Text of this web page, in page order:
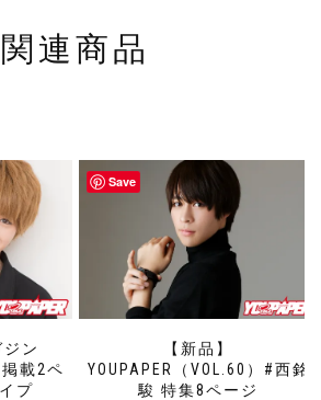
関連商品
ジン
載2ペ
プ
Save
【新品】
YOUPAPER（VOL.60）#西銘
駿 特集8ページ